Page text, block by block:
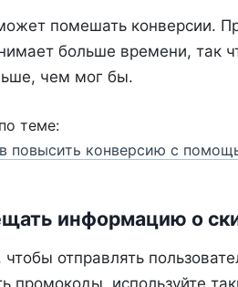
помешать конверсии.
больше времени, так
чем мог бы.
теме:
повысить конверсию с
информацию о
чтобы отправлять